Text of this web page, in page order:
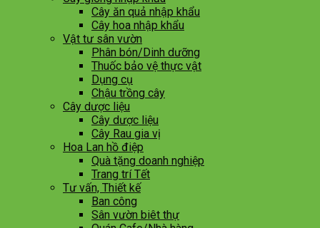
Cây ăn quả nhập khẩu
Cây hoa nhập khẩu
Vật tư sân vườn
Phân bón/Dinh dưỡng
Thuốc bảo vệ thực vật
Dụng cụ
Chậu trồng cây
Cây dược liệu
Cây dược liệu
Cây Rau gia vị
Hoa Lan hồ điệp
Quà tặng doanh nghiệp
Trang trí Tết
Tư vấn, Thiết kế
Ban công
Sân vườn biêt thự